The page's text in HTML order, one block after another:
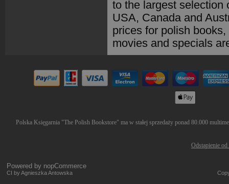
to the largest selection
USA, Canada and
prices for polish
movies and specials
Polska Księgarnia "The Polish Bookstore" ma w stałej sprzedaży ponad 80.000
Odstąpienie
Powered by nopCommerce
CI by Agnieszka Antowska